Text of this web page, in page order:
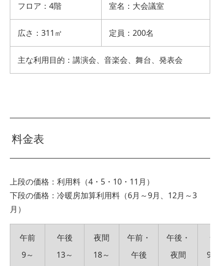
フロア：4階 室名：大会議室
広さ：311㎡ 定員：200名
主な利用目的：講演会、音楽会、舞台、発表会
料金表
上段の価格：利用料（4・5・10・11月）
下段の価格：冷暖房加算利用料（6月～9月、12月～3
月）
午前
9～
午後
13～
夜間
18～
午前・
午後
午後・
夜間
全
9